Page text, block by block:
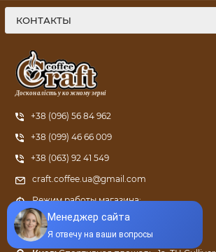
КОНТАКТЫ
Досконалість у кожному зерні
+38 (096) 56 84 962
+38 (099) 46 66 009
+38 (063) 92 41 549
craft.coffee.ua@gmail.com
Режим работы магазина:
ПН - ПТ: с 9:00 до 21:00
Харьков:ул. Григория Сковороды, 66